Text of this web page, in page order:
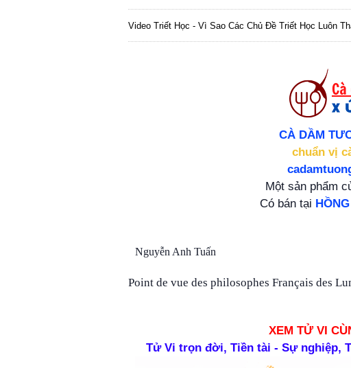
Video Triết Học - Vì Sao Các Chủ Đề Triết Học Luôn
CÀ DẦM
chuẩn vị
Một sản phẩm
Có bán tại
Nguyễn Anh Tuấn
Point de vue des philosophes Français des
XEM TỬ VI
Tử Vi trọn đời, Tiền tài - Sự nghiệp,